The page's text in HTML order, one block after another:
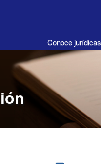
Conoce jurídicas